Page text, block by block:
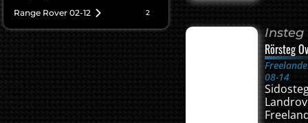
Range Rover 02-12 2
Insteg
Rörsteg
08-14